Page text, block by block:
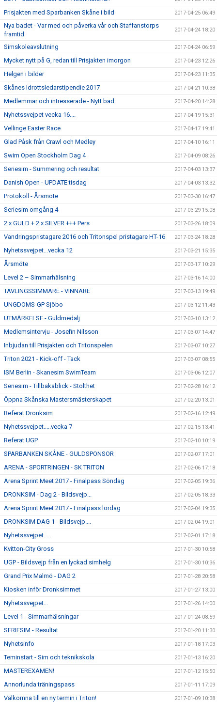
Prisjakten med Sparbanken Skåne i bild 2017-04-25 06:49
Nya badet - Var med och påverka vår och Staffanstorps
framtid
2017-04-24 18:20
Simskoleavslutning 2017-04-24 06:59
Mycket nytt på G, redan till Prisjakten imorgon 2017-04-23 12:26
Helgen i bilder 2017-04-23 11:35
Skånes Idrottsledarstipendie 2017 2017-04-21 10:38
Medlemmar och intresserade - Nytt bad 2017-04-20 14:28
Nyhetssvejpet vecka 16.... 2017-04-19 15:31
Vellinge Easter Race 2017-04-17 19:41
Glad Påsk från Crawl och Medley 2017-04-10 16:11
Swim Open Stockholm Dag 4 2017-04-09 08:26
Seriesim - Summering och resultat 2017-04-03 13:37
Danish Open - UPDATE tisdag 2017-04-03 13:32
Protokoll - Årsmöte 2017-03-30 16:47
Seriesim omgång 4 2017-03-29 15:08
2 x GULD + 2 x SILVER +++ Pers 2017-03-26 18:09
Vandringspristagare 2016 och Tritonspel pristagare HT-16 2017-03-24 18:28
Nyhetssvejpet...vecka 12 2017-03-21 15:35
Årsmöte 2017-03-17 10:29
Level 2 – Simmarhälsning 2017-03-16 14:00
TÄVLINGSSIMMARE - VINNARE 2017-03-13 19:49
UNGDOMS-GP Sjöbo 2017-03-12 11:43
UTMÄRKELSE - Guldmedalj 2017-03-10 13:12
Medlemsintervju - Josefin Nilsson 2017-03-07 14:47
Inbjudan till Prisjakten och Tritonspelen 2017-03-07 10:27
Triton 2021 - Kick-off - Tack 2017-03-07 08:55
ISM Berlin - Skanesim SwimTeam 2017-03-06 12:07
Seriesim - Tillbakablick - Stolthet 2017-02-28 16:12
Öppna Skånska Mastersmästerskapet 2017-02-20 13:01
Referat Dronksim 2017-02-16 12:49
Nyhetssvejpet.....vecka 7 2017-02-15 13:41
Referat UGP 2017-02-10 10:19
SPARBANKEN SKÅNE - GULDSPONSOR 2017-02-07 17:01
ARENA - SPORTRINGEN - SK TRITON 2017-02-06 17:18
Arena Sprint Meet 2017 - Finalpass Söndag 2017-02-05 19:36
DRONKSIM - Dag 2 - Bildsvejp... 2017-02-05 18:33
Arena Sprint Meet 2017 - Finalpass lördag 2017-02-04 19:35
DRONKSIM DAG 1 - Bildsvejp.... 2017-02-04 19:01
Nyhetssvejpet..... 2017-02-01 17:18
Kvitton-City Gross 2017-01-30 10:58
UGP - Bildsvejp från en lyckad simhelg 2017-01-30 10:36
Grand Prix Malmö - DAG 2 2017-01-28 20:58
Kiosken inför Dronksimmet 2017-01-27 13:00
Nyhetssvejpet... 2017-01-26 14:00
Level 1 - Simmarhälsningar 2017-01-24 08:59
SERIESIM - Resultat 2017-01-20 11:30
Nyhetsinfo 2017-01-18 17:03
Teminstart - Sim och teknikskola 2017-01-13 16:20
MASTEREXAMEN! 2017-01-12 15:50
Annorlunda träningspass 2017-01-11 17:09
Välkomna till en ny termin i Triton! 2017-01-09 10:38